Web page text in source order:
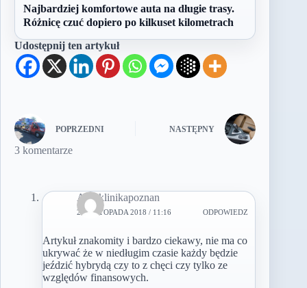
Najbardziej komfortowe auta na długie trasy.
Różnicę czuć dopiero po kilkuset kilometrach
Udostępnij ten artykuł
POPRZEDNI NASTĘPNY
3 komentarze
Autoklinikapoznan
23 LISTOPADA 2018 / 11:16 ODPOWIEDZ
Artykuł znakomity i bardzo ciekawy, nie ma co
ukrywać że w niedługim czasie każdy będzie
jeździć hybrydą czy to z chęci czy tylko ze
względów finansowych.